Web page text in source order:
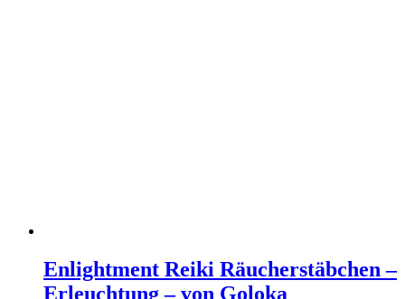
Enlightment Reiki Räucherstäbchen –
Erleuchtung – von Goloka